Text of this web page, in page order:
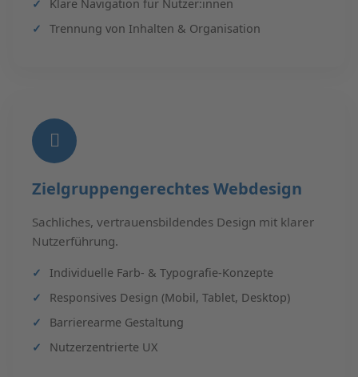
Klare Navigation für Nutzer:innen
Trennung von Inhalten & Organisation
Zielgruppengerechtes Webdesign
Sachliches, vertrauensbildendes Design mit klarer
Nutzerführung.
Individuelle Farb- & Typografie-Konzepte
Responsives Design (Mobil, Tablet, Desktop)
Barrierearme Gestaltung
Nutzerzentrierte UX